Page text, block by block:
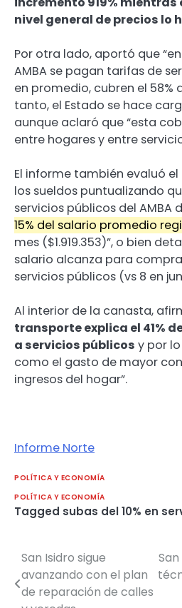
nivel general de precios lo
Por otra lado, aportó que
AMBA se pagan tarifas de
en promedio, cubren el 58%
tanto, el Estado se hace
aunque aclaró que “esta
entre hogares y entre
El informe también evaluó
los sueldos puntualizando
servicios públicos del AMBA
15% del salario promedio
mes ($1.919.353)”, o bien
salario alcanza para
servicios públicos (vs 8 en
Al interior de la canasta,
transporte explica el 41%
a servicios públicos y por
como el gasto de mayor
ingresos del hogar”.
Informe Norte
POLÍTICA Y ECONOMÍA
POLÍTICA Y ECONOMÍA
Tagged subas del 10% en
Navegación
de
San Isidro sigue
avanzando con el plan
de reparación de calles